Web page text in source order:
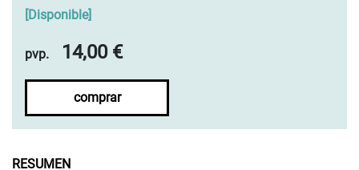
[Disponible]
pvp. 14,00 €
comprar
RESUMEN